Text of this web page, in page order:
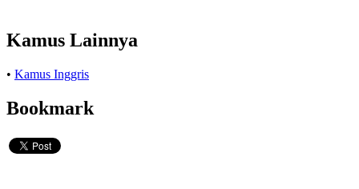
Kamus Lainnya
• Kamus Inggris
Bookmark